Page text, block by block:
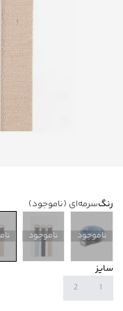
رنگسرمه‌ای (ناموجود)
ناموجود ناموجود
سایز
1
2